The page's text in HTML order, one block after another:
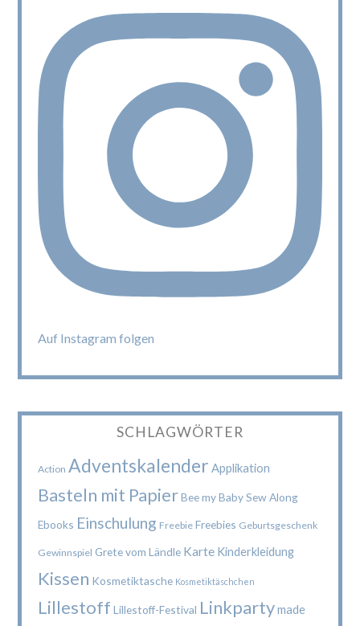
Auf Instagram folgen
SCHLAGWÖRTER
Action Adventskalender Applikation
Basteln mit Papier Bee my Baby Sew Along
Ebooks Einschulung Freebie Freebies Geburtsgeschenk
Gewinnspiel Grete vom Ländle Karte Kinderkleidung
Kissen Kosmetiktasche Kosmetiktäschchen
Lillestoff Lillestoff-Festival Linkpartymade